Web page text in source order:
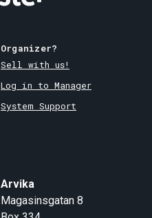
Organizer?
Sell with us!
Log in to Manager
System Support
Arvika
Magasinsgatan 8